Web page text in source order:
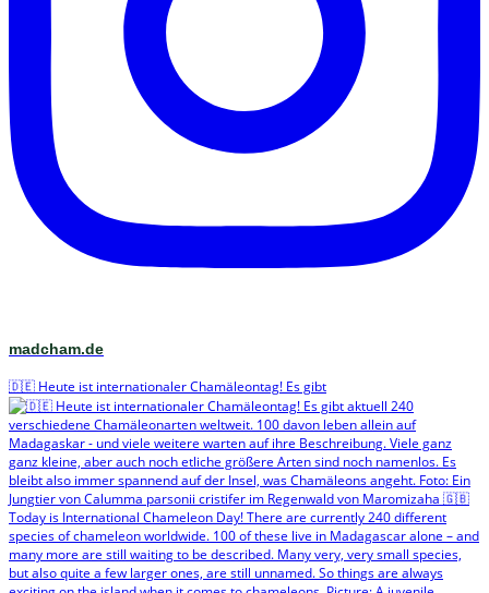
madcham.de
🇩🇪 Heute ist internationaler Chamäleontag! Es gibt